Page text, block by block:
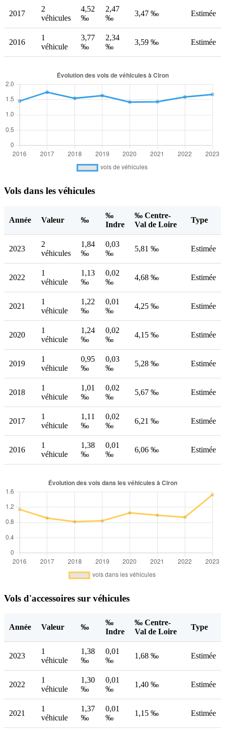
2017
2
véhicules
4,52
‰
2,47
‰
3,47 ‰ Estimée
2016
1
véhicule
3,77
‰
2,34
‰
3,59 ‰ Estimée
Vols dans les véhicules
Année Valeur ‰
‰
Indre
‰ Centre-
Val de Loire
Type
2023
2
véhicules
1,84
‰
0,03
‰
5,81 ‰ Estimée
2022
1
véhicule
1,13
‰
0,02
‰
4,68 ‰ Estimée
2021
1
véhicule
1,22
‰
0,01
‰
4,25 ‰ Estimée
2020
1
véhicule
1,24
‰
0,02
‰
4,15 ‰ Estimée
2019
1
véhicule
0,95
‰
0,03
‰
5,28 ‰ Estimée
2018
1
véhicule
1,01
‰
0,02
‰
5,67 ‰ Estimée
2017
1
véhicule
1,11
‰
0,02
‰
6,21 ‰ Estimée
2016
1
véhicule
1,38
‰
0,01
‰
6,06 ‰ Estimée
Vols d'accessoires sur véhicules
Année Valeur ‰
‰
Indre
‰ Centre-
Val de Loire
Type
2023
1
véhicule
1,38
‰
0,01
‰
1,68 ‰ Estimée
2022
1
véhicule
1,30
‰
0,01
‰
1,40 ‰ Estimée
2021
1
véhicule
1,37
‰
0,01
‰
1,15 ‰ Estimée